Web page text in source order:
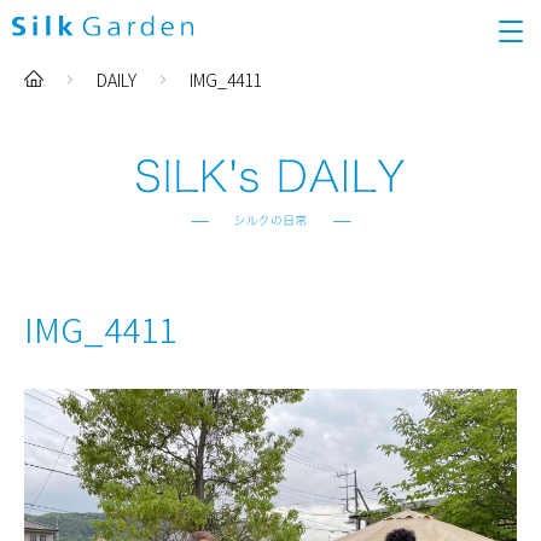
DAILY IMG_4411
IMG_4411